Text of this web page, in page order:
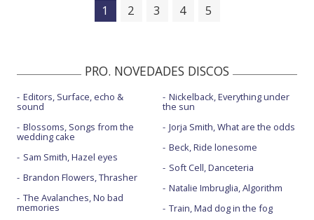
1 2 3 4 5
PRO. NOVEDADES DISCOS
Editors, Surface, echo &
sound
Blossoms, Songs from the
wedding cake
Sam Smith, Hazel eyes
Brandon Flowers, Thrasher
The Avalanches, No bad
memories
Nickelback, Everything under
the sun
Jorja Smith, What are the odds
Beck, Ride lonesome
Soft Cell, Danceteria
Natalie Imbruglia, Algorithm
Train, Mad dog in the fog